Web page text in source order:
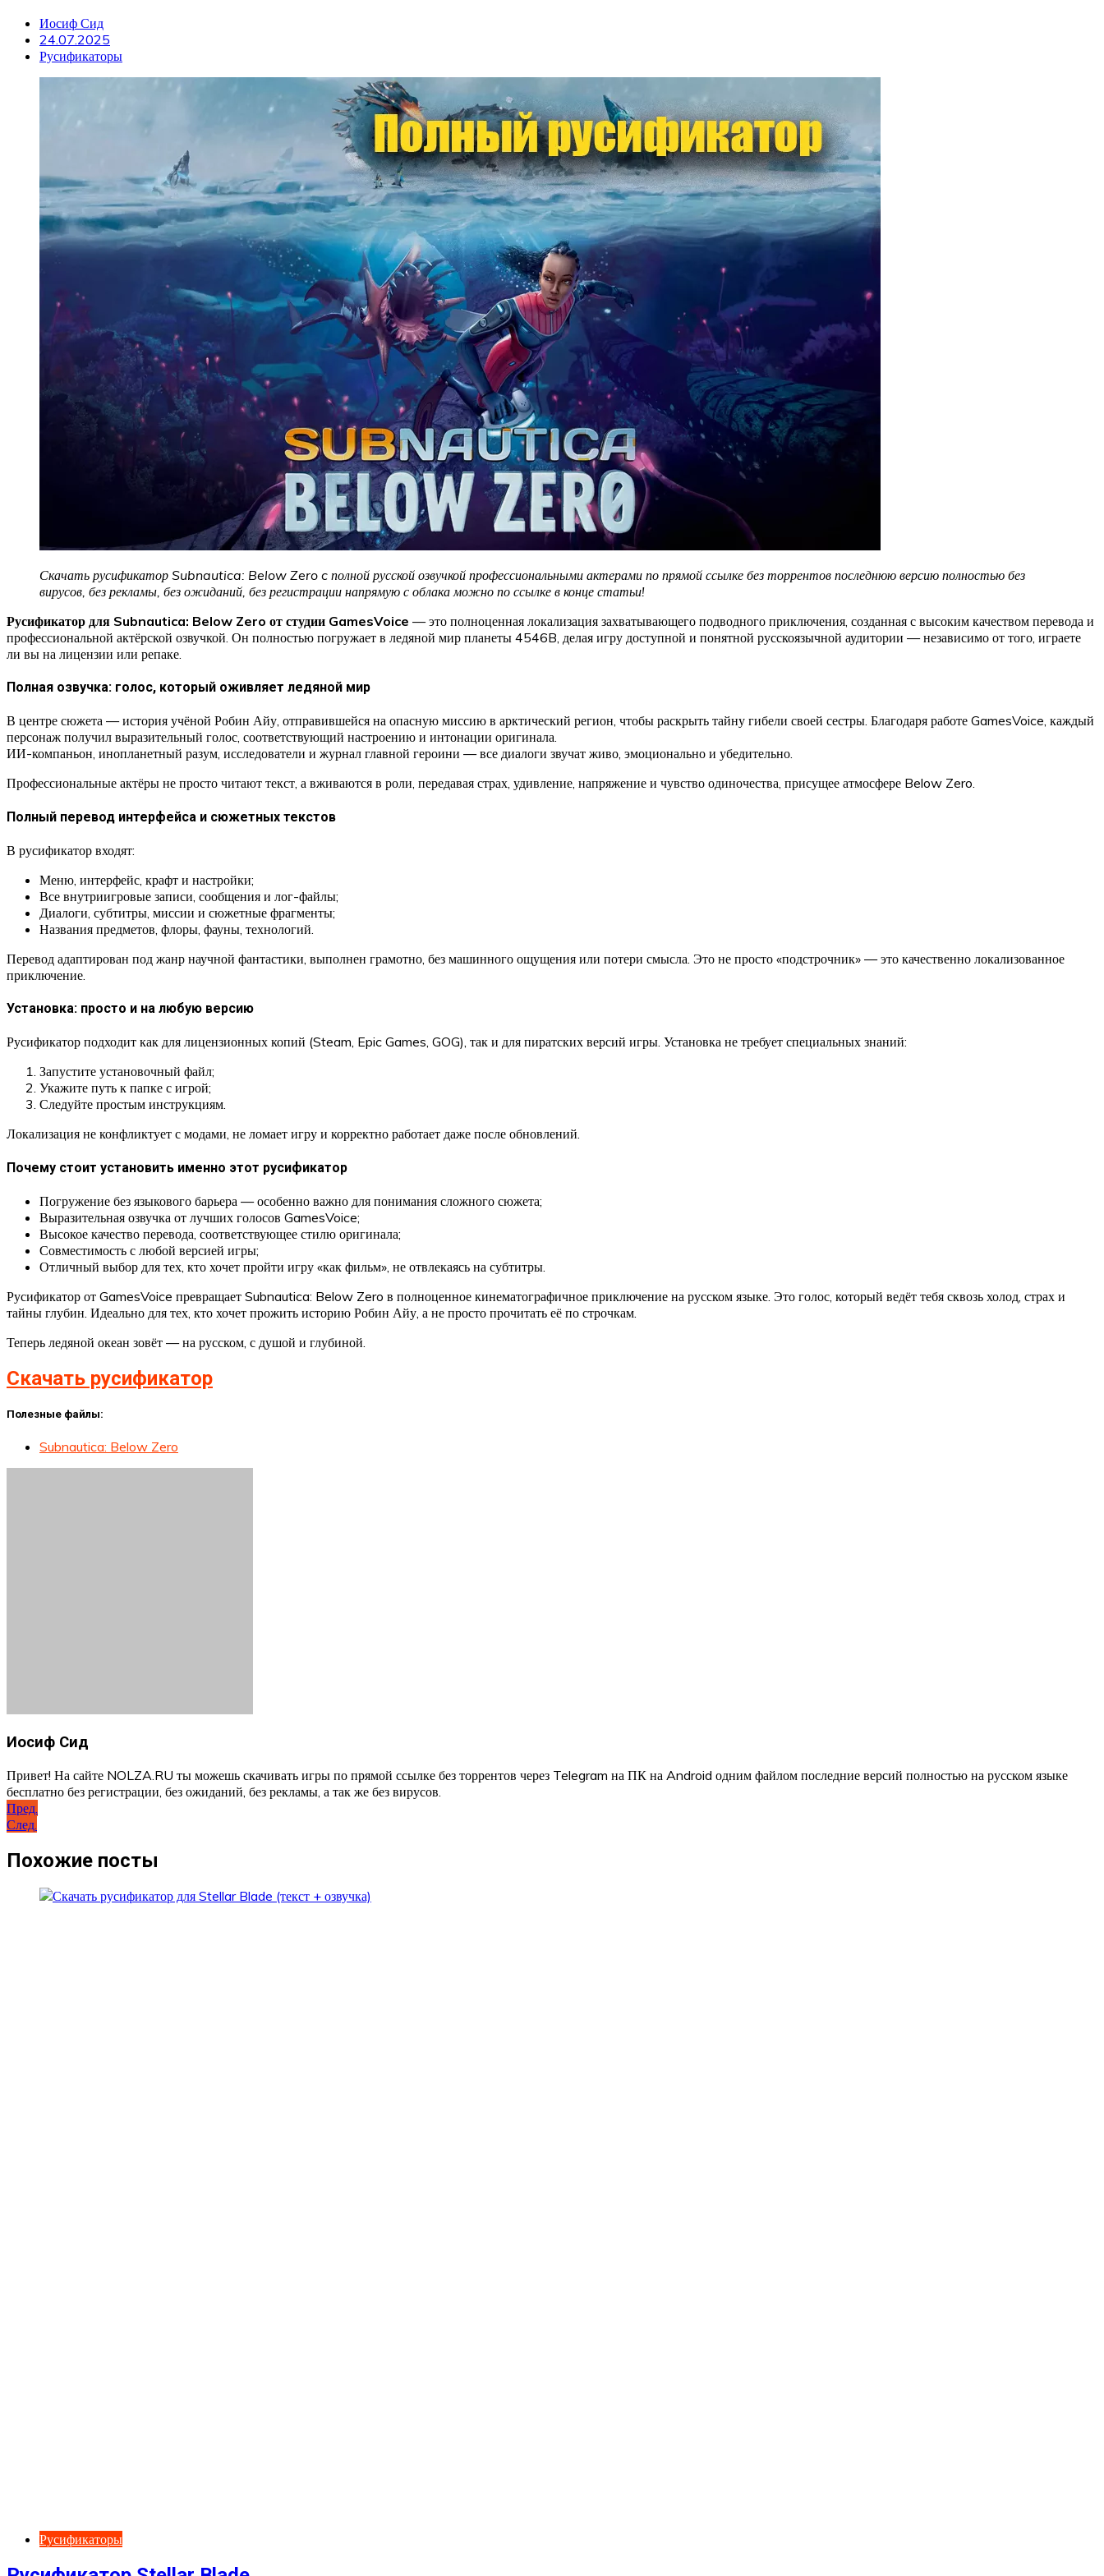
Иосиф Сид
24.07.2025
Русификаторы
Скачать русификатор Subnautica: Below Zero c полной русской озвучкой профессиональными актерами по прямой ссылке без торрентов последнюю версию полностью без
вирусов, без рекламы, без ожиданий, без регистрации напрямую с облака можно по ссылке в конце статьи!
Русификатор для Subnautica: Below Zero от студии GamesVoice — это полноценная локализация захватывающего подводного приключения, созданная с высоким качеством перевода и
профессиональной актёрской озвучкой. Он полностью погружает в ледяной мир планеты 4546B, делая игру доступной и понятной русскоязычной аудитории — независимо от того, играете
ли вы на лицензии или репаке.
Полная озвучка: голос, который оживляет ледяной мир
В центре сюжета — история учёной Робин Айу, отправившейся на опасную миссию в арктический регион, чтобы раскрыть тайну гибели своей сестры. Благодаря работе GamesVoice, каждый
персонаж получил выразительный голос, соответствующий настроению и интонации оригинала.
ИИ-компаньон, инопланетный разум, исследователи и журнал главной героини — все диалоги звучат живо, эмоционально и убедительно.
Профессиональные актёры не просто читают текст, а вживаются в роли, передавая страх, удивление, напряжение и чувство одиночества, присущее атмосфере Below Zero.
Полный перевод интерфейса и сюжетных текстов
В русификатор входят:
Меню, интерфейс, крафт и настройки;
Все внутриигровые записи, сообщения и лог-файлы;
Диалоги, субтитры, миссии и сюжетные фрагменты;
Названия предметов, флоры, фауны, технологий.
Перевод адаптирован под жанр научной фантастики, выполнен грамотно, без машинного ощущения или потери смысла. Это не просто «подстрочник» — это качественно локализованное
приключение.
Установка: просто и на любую версию
Русификатор подходит как для лицензионных копий (Steam, Epic Games, GOG), так и для пиратских версий игры. Установка не требует специальных знаний:
Запустите установочный файл;
Укажите путь к папке с игрой;
Следуйте простым инструкциям.
Локализация не конфликтует с модами, не ломает игру и корректно работает даже после обновлений.
Почему стоит установить именно этот русификатор
Погружение без языкового барьера — особенно важно для понимания сложного сюжета;
Выразительная озвучка от лучших голосов GamesVoice;
Высокое качество перевода, соответствующее стилю оригинала;
Совместимость с любой версией игры;
Отличный выбор для тех, кто хочет пройти игру «как фильм», не отвлекаясь на субтитры.
Русификатор от GamesVoice превращает Subnautica: Below Zero в полноценное кинематографичное приключение на русском языке. Это голос, который ведёт тебя сквозь холод, страх и
тайны глубин. Идеально для тех, кто хочет прожить историю Робин Айу, а не просто прочитать её по строчкам.
Теперь ледяной океан зовёт — на русском, с душой и глубиной.
Скачать русификатор
Полезные файлы:
Subnautica: Below Zero
Иосиф Сид
Привет! На сайте NOLZA.RU ты можешь скачивать игры по прямой ссылке без торрентов через Telegram на ПК на Android одним файлом последние версий полностью на русском языке
бесплатно без регистрации, без ожиданий, без рекламы, а так же без вирусов.
Навигация
по
записям
Пред.
След.
Похожие посты
Русификаторы